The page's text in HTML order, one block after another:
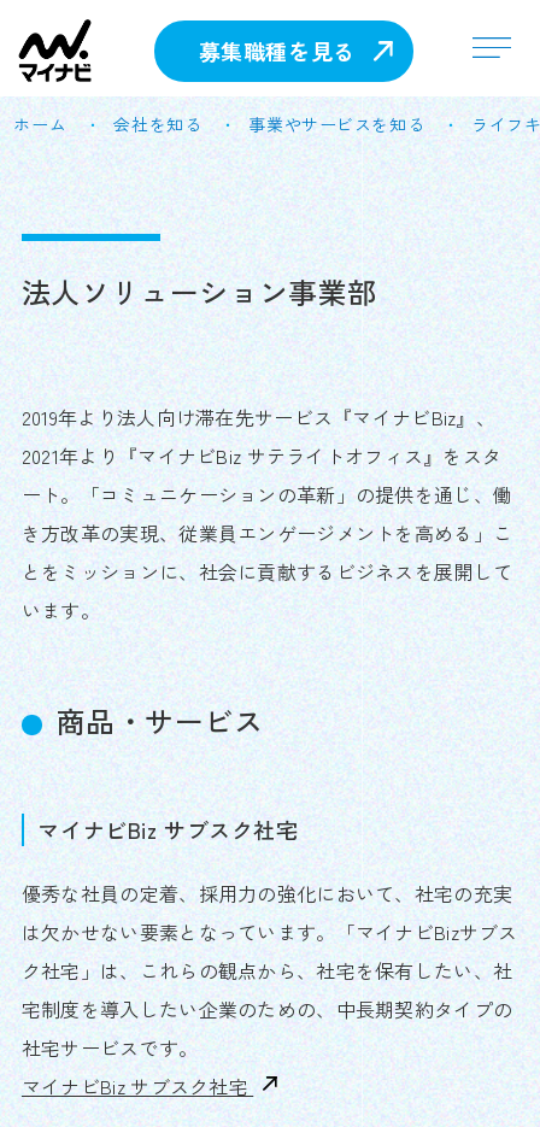
募集職種を見る
ホーム 会社を知る 事業やサービスを知る ライフ
法人ソリューション事業部
2019年より法人向け滞在先サービス『マイナビBiz』、
2021年より『マイナビBiz サテライトオフィス』をスタ
ート。「コミュニケーションの革新」の提供を通じ、働
き方改革の実現、従業員エンゲージメントを高める」こ
とをミッションに、社会に貢献するビジネスを展開して
います。
商品・サービス
マイナビBiz サブスク社宅
優秀な社員の定着、採用力の強化において、社宅の充実
は欠かせない要素となっています。「マイナビBizサブス
ク社宅」は、これらの観点から、社宅を保有したい、社
宅制度を導入したい企業のための、中長期契約タイプの
社宅サービスです。
マイナビBiz サブスク社宅